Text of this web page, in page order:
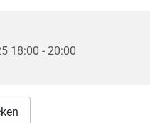
18:00 - 20:00